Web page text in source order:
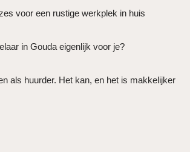
voor een rustige werkplek in huis
in Gouda eigenlijk voor je?
als huurder. Het kan, en het is makkelijker